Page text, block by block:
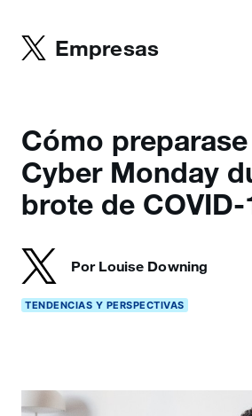
Empresas
Cómo
Cyber Monday
brote de COVID-
Por Louise Downing
TENDENCIAS Y PERSPECTIVAS